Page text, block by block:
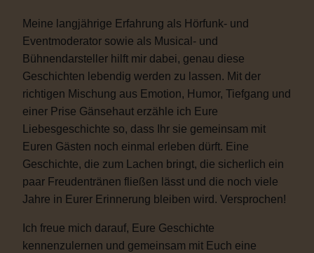
Meine langjährige Erfahrung als Hörfunk- und
Eventmoderator sowie als Musical- und
Bühnendarsteller hilft mir dabei, genau diese
Geschichten lebendig werden zu lassen. Mit der
richtigen Mischung aus Emotion, Humor, Tiefgang und
einer Prise Gänsehaut erzähle ich Eure
Liebesgeschichte so, dass Ihr sie gemeinsam mit
Euren Gästen noch einmal erleben dürft. Eine
Geschichte, die zum Lachen bringt, die sicherlich ein
paar Freudentränen fließen lässt und die noch viele
Jahre in Eurer Erinnerung bleiben wird. Versprochen!
Ich freue mich darauf, Eure Geschichte
kennenzulernen und gemeinsam mit Euch eine